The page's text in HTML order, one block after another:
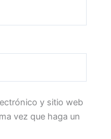
y sitio web
vez que haga un